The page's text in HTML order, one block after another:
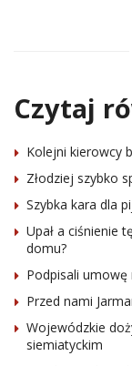
Czytaj
Kolejni kierowcy
Złodziej szybko
Szybka kara dla
Upał a ciśnienie
domu?
Podpisali
Przed nami
Wojewódzkie
siemiatyckim